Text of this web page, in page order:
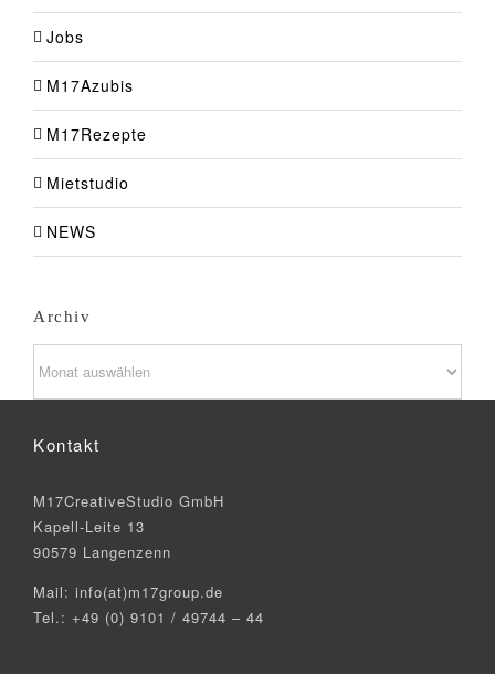
Jobs
M17Azubis
M17Rezepte
Mietstudio
NEWS
Archiv
Kontakt
M17CreativeStudio GmbH
Kapell-Leite 13
90579 Langenzenn
Mail: info(at)m17group.de
Tel.: +49 (0) 9101 / 49744 – 44